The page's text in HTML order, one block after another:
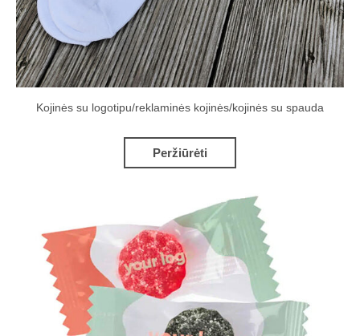
Kojinės su logotipu/reklaminės kojinės/kojinės su spauda
Peržiūrėti